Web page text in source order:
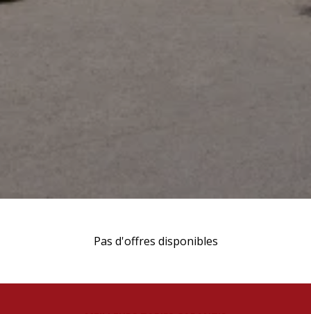
Pas d'offres disponibles